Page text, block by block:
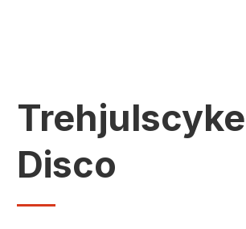
Disco